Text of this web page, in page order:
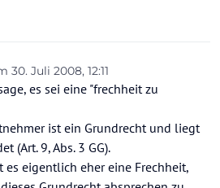
30. Juli 2008, 12:11
von
es sei eine "frechheit zu
ist ein Grundrecht und liegt
(Art. 9, Abs. 3 GG).
eigentlich eher eine Frechheit,